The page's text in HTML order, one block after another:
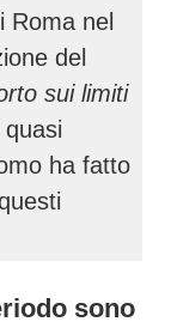
Roma nel
del
sui limiti
ha fatto
sono